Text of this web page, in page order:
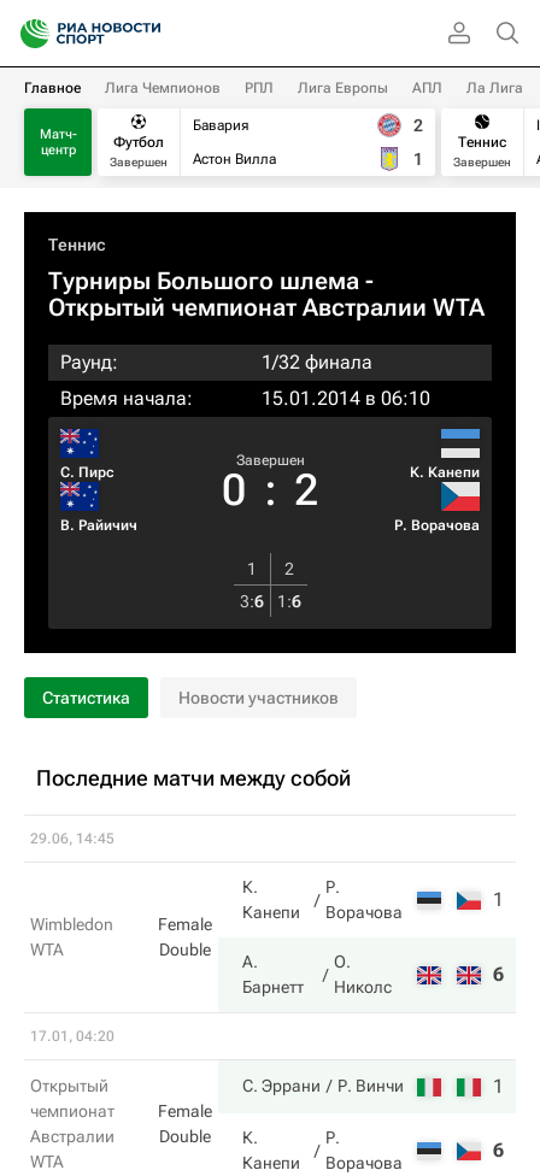
Главное Лига Чемпионов РПЛ Лига Европы АПЛ Ла Лига
Матч-
центр
Футбол
Завершен
Бавария
Астон Вилла
2
1
Теннис
Завершен
Теннис
Турниры Большого шлема -
Открытый чемпионат Австралии WTA
Раунд:
1/32 финала
Время начала:
15.01.2014 в 06:10
С. Пирс
В. Райичич
Завершен
0 : 2 К. Канепи
Р. Ворачова
1
2
3:6 1 :6
Статистика Новости участников
Последние матчи между собой
29.06, 14:45
Wimbledon
WTA
Female
Double
К.
Канепи
Р.
Ворачова
1
А.
Барнетт
О.
Николс
6
17.01, 04:20
Открытый
чемпионат
Австралии
WTA
Female
Double
С. Эррани Р. Винчи 1
К.
Канепи
Р.
Ворачова
6